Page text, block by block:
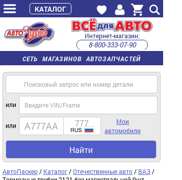
СЕТЬ МАГАЗИНОВ АВТОЗАПЧАСТЕЙ
Интернет-магазин:
8-800-333-07-90
часы работы с 9:00 до 22:00 (пн-пт)
или
или
Мои
автомобили
Найти
АвтоПаскер / Каталог /Отечественные авто / ВАЗ /
КАТАЛОГ